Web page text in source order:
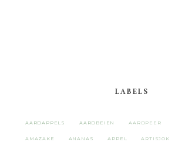
LABELS
AARDAPPELS AARDBEIEN AARDPEER
AMAZAKE ANANAS APPEL ARTISJOK